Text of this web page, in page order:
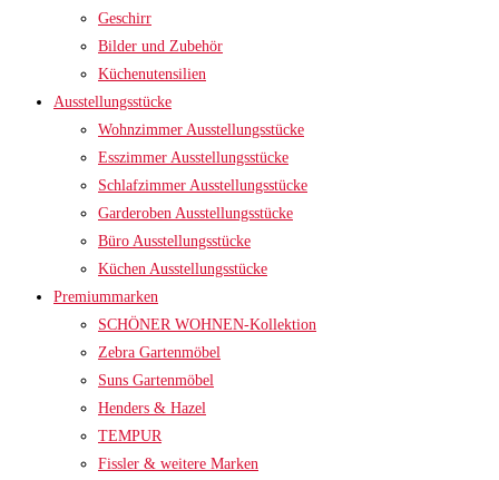
Geschirr
Bilder und Zubehör
Küchenutensilien
Ausstellungsstücke
Wohnzimmer Ausstellungsstücke
Esszimmer Ausstellungsstücke
Schlafzimmer Ausstellungsstücke
Garderoben Ausstellungsstücke
Büro Ausstellungsstücke
Küchen Ausstellungsstücke
Premiummarken
SCHÖNER WOHNEN-Kollektion
Zebra Gartenmöbel
Suns Gartenmöbel
Henders & Hazel
TEMPUR
Fissler & weitere Marken